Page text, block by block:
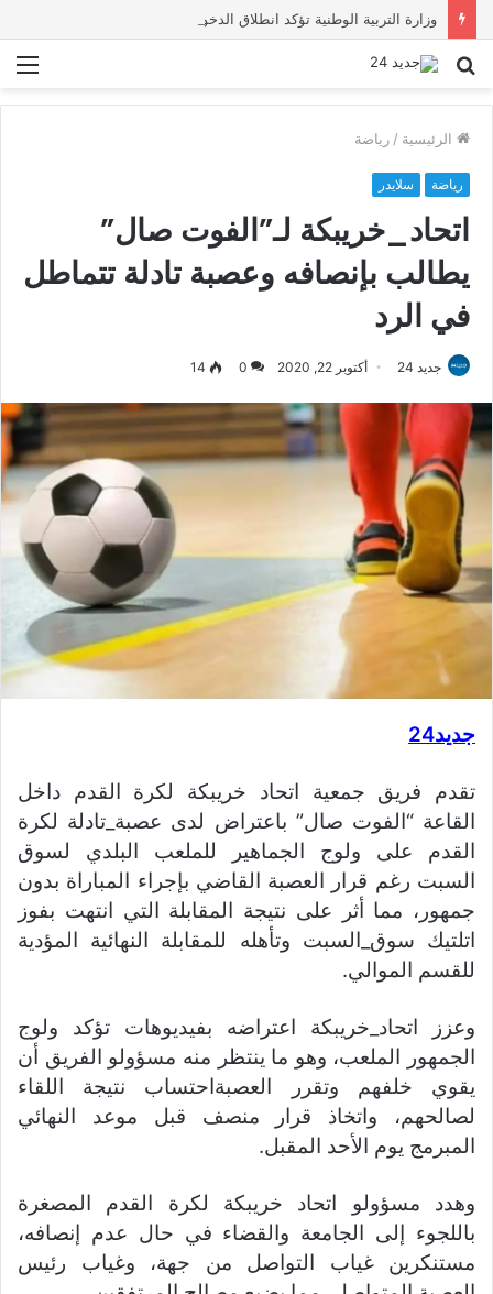
بحث
الرئيسية / رياضة
رياضة سلايدر
اتحاد_خريبكة لـ”الفوت صال”
يطالب بإنصافه وعصبة تادلة تتماطل
في الرد
جديد 24 أكتوبر 22, 2020 0
14
جديد24
تقدم فريق جمعية اتحاد خريبكة لكرة القدم داخل
القاعة “الفوت صال” باعتراض لدى عصبة_تادلة لكرة
القدم على ولوج الجماهير للملعب البلدي لسوق
السبت رغم قرار العصبة القاضي بإجراء المباراة بدون
جمهور، مما أثر على نتيجة المقابلة التي انتهت بفوز
اتلتيك سوق_السبت وتأهله للمقابلة النهائية المؤدية
للقسم الموالي.
وعزز اتحاد_خريبكة اعتراضه بفيديوهات تؤكد ولوج
الجمهور الملعب، وهو ما ينتظر منه مسؤولو الفريق أن
يقوي خلفهم وتقرر العصبةاحتساب نتيجة اللقاء
لصالحهم، واتخاذ قرار منصف قبل موعد النهائي
المبرمج يوم الأحد المقبل.
وهدد مسؤولو اتحاد خريبكة لكرة القدم المصغرة
باللجوء إلى الجامعة والقضاء في حال عدم إنصافه،
مستنكرين غياب التواصل من جهة، وغياب رئيس